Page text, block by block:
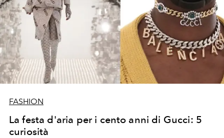
FASHION
La festa d'aria per i cento anni di Gucci: 5
curiosità